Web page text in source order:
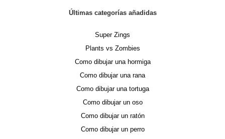
Últimas categorías añadidas
Super Zings
Plants vs Zombies
Como dibujar una hormiga
Como dibujar una rana
Como dibujar una tortuga
Como dibujar un oso
Como dibujar un ratón
Como dibujar un perro